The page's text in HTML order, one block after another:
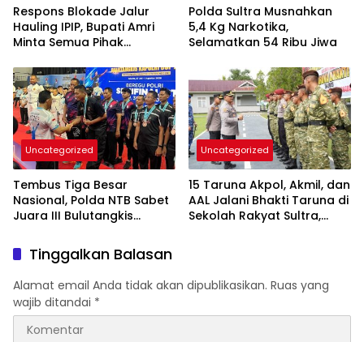
Respons Blokade Jalur
Hauling IPIP, Bupati Amri
Minta Semua Pihak
Kepastian Hukum
Polda Sultra Musnahkan
5,4 Kg Narkotika,
Selamatkan 54 Ribu Jiwa
Uncategorized
Tembus Tiga Besar
Nasional, Polda NTB Sabet
Juara III Bulutangkis
Uncategorized
15 Taruna Akpol, Akmil, dan
AAL Jalani Bhakti Taruna di
Sekolah Rakyat Sultra,
Tinggalkan Balasan
Alamat email Anda tidak akan dipublikasikan. Ruas yang
wajib ditandai *